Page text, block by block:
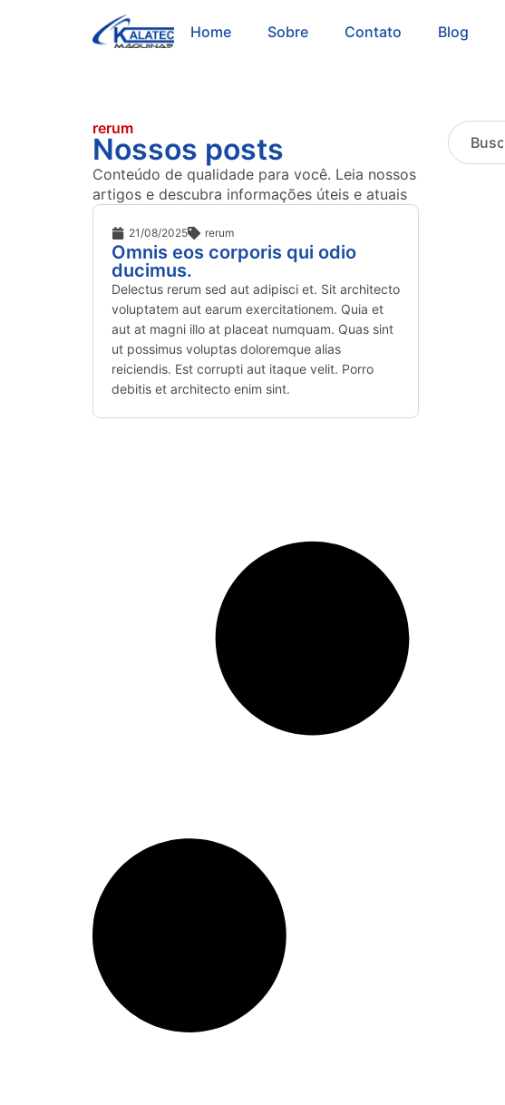
Home Sobre Contato Blog
rerum
Nossos posts
Conteúdo de qualidade para você. Leia nossos
artigos e descubra informações úteis e atuais
21/08/2025 rerum
Omnis eos corporis qui odio
ducimus.
Delectus rerum sed aut adipisci et. Sit architecto
voluptatem aut earum exercitationem. Quia et
aut at magni illo at placeat numquam. Quas sint
ut possimus voluptas doloremque alias
reiciendis. Est corrupti aut itaque velit. Porro
debitis et architecto enim sint.